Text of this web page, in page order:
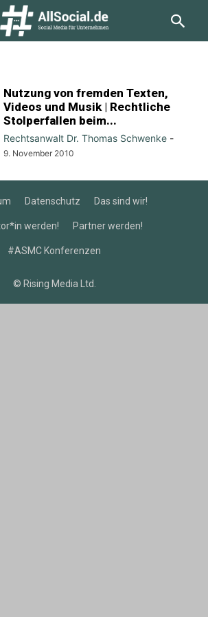
Nutzung von fremden Texten,
Videos und Musik | Rechtliche
Stolperfallen beim...
Rechtsanwalt Dr. Thomas Schwenke -
9. November 2010
Datenschutz Das sind wir!
werden! Partner werden!
#ASMC Konferenzen
© Rising Media Ltd.